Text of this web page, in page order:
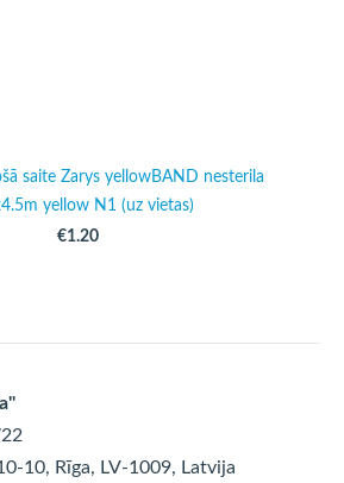
10, Rīga, LV-1009, Latvija
saite Zarys yellowBAND nesterila
yellow N1 (uz vietas)
€1.20